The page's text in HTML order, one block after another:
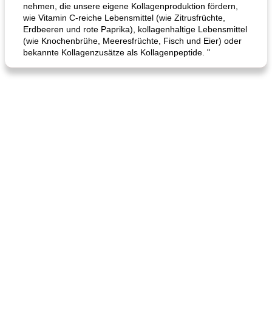
nehmen, die unsere eigene Kollagenproduktion fördern,
wie Vitamin C-reiche Lebensmittel (wie Zitrusfrüchte,
Erdbeeren und rote Paprika), kollagenhaltige Lebensmittel
(wie Knochenbrühe, Meeresfrüchte, Fisch und Eier) oder
bekannte Kollagenzusätze als Kollagenpeptide. "